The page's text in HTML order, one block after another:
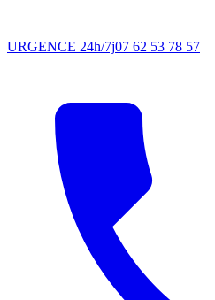
URGENCE 24h/7j07 62 53 78 57